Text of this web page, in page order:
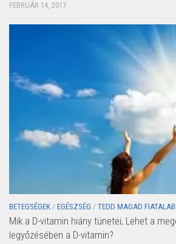
FEBRUÁR 14, 2017
BETEGSÉGEK / EGÉSZSÉG / TEDD MAGAD
Mik a D-vitamin hiány tünetei, Lehet a
legyőzésében a D-vitamin?